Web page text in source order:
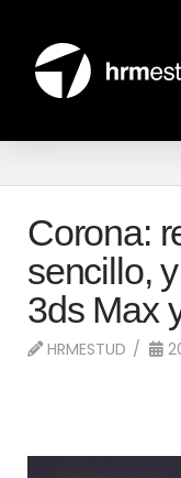
Corona:
sencillo,
3ds Max
HRMESTUD